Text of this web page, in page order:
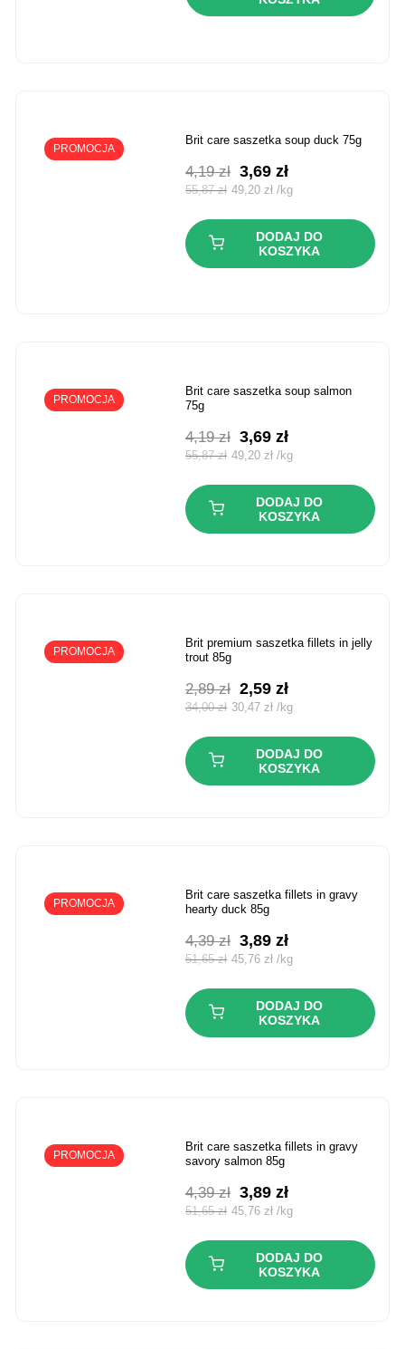
PROMOCJA
brit care saszetka soup duck 75g
4,19zł Pierwotna
cena
4,19 zł.
3,69złAktualna
cena
3,69 zł.
55,87zł 49,20 zł /kg
DODAJ DO
KOSZYKA
PROMOCJA
brit care saszetka soup salmon
75g
4,19zł Pierwotna
cena
4,19 zł.
3,69złAktualna
cena
3,69 zł.
55,87zł 49,20 zł /kg
DODAJ DO
KOSZYKA
PROMOCJA
brit premium saszetka fillets in jelly
trout 85g
2,89zł Pierwotna
cena
2,89 zł.
2,59złAktualna
cena
2,59 zł.
34,00zł 30,47 zł /kg
DODAJ DO
KOSZYKA
PROMOCJA
brit care saszetka fillets in gravy
hearty duck 85g
4,39zł Pierwotna
cena
4,39 zł.
3,89złAktualna
cena
3,89 zł.
51,65zł 45,76 zł /kg
DODAJ DO
KOSZYKA
PROMOCJA
brit care saszetka fillets in gravy
savory salmon 85g
4,39zł Pierwotna
cena
4,39 zł.
3,89złAktualna
cena
3,89 zł.
51,65zł 45,76 zł /kg
DODAJ DO
KOSZYKA